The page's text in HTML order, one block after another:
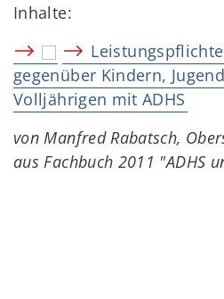
Inhalte:
gegenüber Kindern,
Volljährigen mit ADHS
von Manfred Rabatsch,
aus Fachbuch 2011 "ADHS